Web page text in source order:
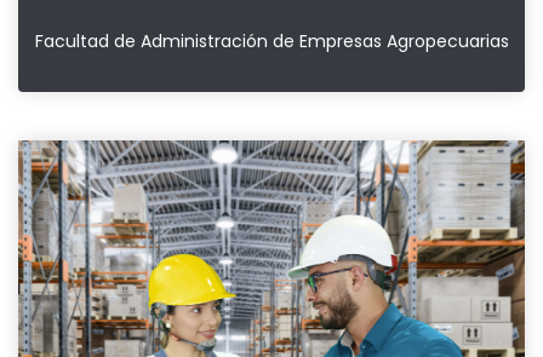
Facultad de Administración de Empresas Agropecuarias